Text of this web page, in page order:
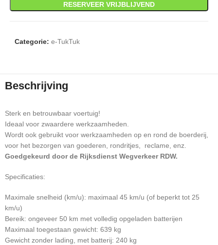
RESERVEER VRIJBLIJVEND
Categorie: e-TukTuk
Beschrijving
Sterk en betrouwbaar voertuig!
Ideaal voor zwaardere werkzaamheden.
Wordt ook gebruikt voor werkzaamheden op en rond de boerderij,
voor het bezorgen van goederen, rondritjes, reclame, enz.
Goedgekeurd door de Rijksdienst Wegverkeer RDW.
Specificaties:
Maximale snelheid (km/u): maximaal 45 km/u (of beperkt tot 25
km/u)
Bereik: ongeveer 50 km met volledig opgeladen batterijen
Maximaal toegestaan gewicht: 639 kg
Gewicht zonder lading, met batterij: 240 kg